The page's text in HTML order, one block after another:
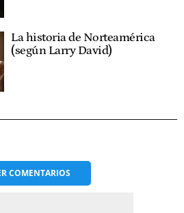
La historia de Norteamérica
(según Larry David)
COMENTARIOS